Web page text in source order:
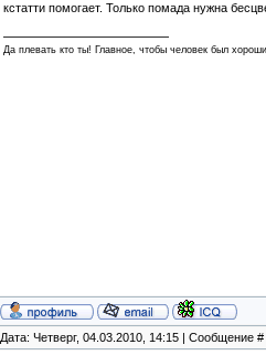
кстатти помогает. Только помада нужна
Да плевать кто ты! Главное, чтобы человек был
Дата: Четверг, 04.03.2010, 14:15 | Сообщение #